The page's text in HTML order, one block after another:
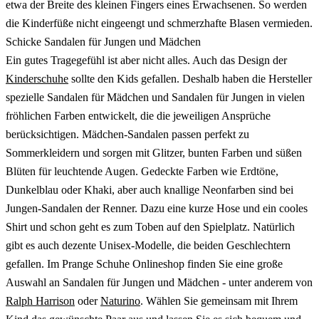
etwa der Breite des kleinen Fingers eines Erwachsenen. So werden
die Kinderfüße nicht eingeengt und schmerzhafte Blasen vermieden.
Schicke Sandalen für Jungen und Mädchen
Ein gutes Tragegefühl ist aber nicht alles. Auch das Design der
Kinderschuhe sollte den Kids gefallen. Deshalb haben die Hersteller
spezielle Sandalen für Mädchen und Sandalen für Jungen in vielen
fröhlichen Farben entwickelt, die die jeweiligen Ansprüche
berücksichtigen. Mädchen-Sandalen passen perfekt zu
Sommerkleidern und sorgen mit Glitzer, bunten Farben und süßen
Blüten für leuchtende Augen. Gedeckte Farben wie Erdtöne,
Dunkelblau oder Khaki, aber auch knallige Neonfarben sind bei
Jungen-Sandalen der Renner. Dazu eine kurze Hose und ein cooles
Shirt und schon geht es zum Toben auf den Spielplatz. Natürlich
gibt es auch dezente Unisex-Modelle, die beiden Geschlechtern
gefallen. Im Prange Schuhe Onlineshop finden Sie eine große
Auswahl an Sandalen für Jungen und Mädchen - unter anderem von
Ralph Harrison oderNaturino. Wählen Sie gemeinsam mit Ihrem